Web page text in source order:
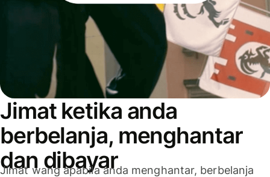
Jimat ketika anda
berbelanja, menghantar
dan dibayar
Jimat wang apabila anda menghantar, berbelanja